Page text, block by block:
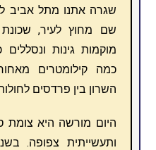
שגרה אתנו מתל אביב
שם מחוץ לעיר, שכונת
מוקמות גינות
כמה קילומטרים
השרון בין פרדסים
היום מורשה היא צומת
ותעשייתית צפופה.